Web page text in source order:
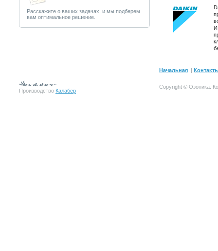
Расскажите о ваших задачах, и мы подберем
вам оптимальное решение.
Начальная |
Производство Калабер
Copyright © Озоника.